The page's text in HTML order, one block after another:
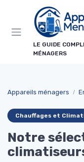
LE GUIDE
MÉNAGERS
Appareils ménagers
Chauffages et
Notre
Panneau de gestion